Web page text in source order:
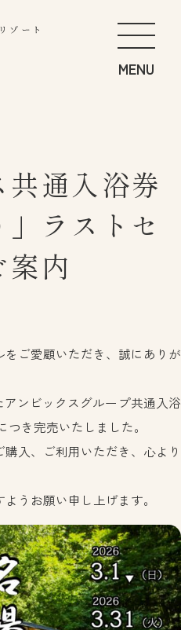
遊 GET ACTIVE
季 BANQUET
め RECOMMEND
English
แบบไทย
よくあるご質問
3800
通入浴券
」ラストセ
内
ご愛顧いただき、誠にありが
ンビックスグループ共通入浴
き完売いたしました。
入、ご利用いただき、心より
うお願い申し上げます。